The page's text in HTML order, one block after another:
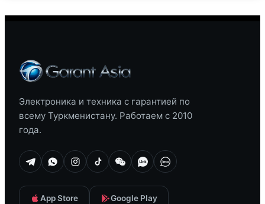
Электроника и техника с гарантией по
всему Туркменистану. Работаем с 2010
года.
App Store Google Play